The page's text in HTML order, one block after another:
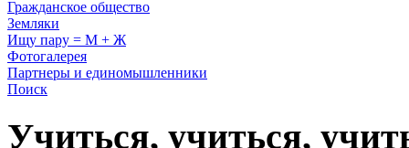
Гражданское общество
Земляки
Ищу пару = М + Ж
Фотогалерея
Партнеры и единомышленники
Поиск
Учиться, учиться,